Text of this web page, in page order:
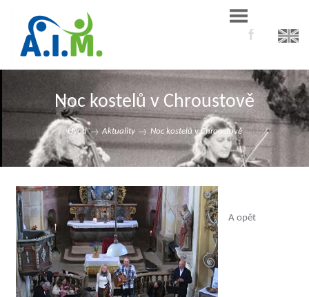
Noc kostelů v Chroustově
Úvod Aktuality Noc kostelů v Chroustově
A opět